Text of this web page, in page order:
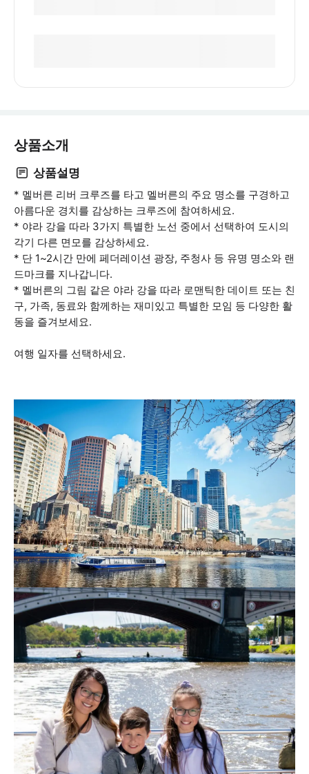
상품소개
상품설명
* 멜버른 리버 크루즈를 타고 멜버른의 주요 명소를 구경하고
아름다운 경치를 감상하는 크루즈에 참여하세요.
* 야라 강을 따라 3가지 특별한 노선 중에서 선택하여 도시의
각기 다른 면모를 감상하세요.
* 단 1~2시간 만에 페더레이션 광장, 주청사 등 유명 명소와 랜
드마크를 지나갑니다.
* 멜버른의 그림 같은 야라 강을 따라 로맨틱한 데이트 또는 친
구, 가족, 동료와 함께하는 재미있고 특별한 모임 등 다양한 활
동을 즐겨보세요.
여행 일자를 선택하세요.